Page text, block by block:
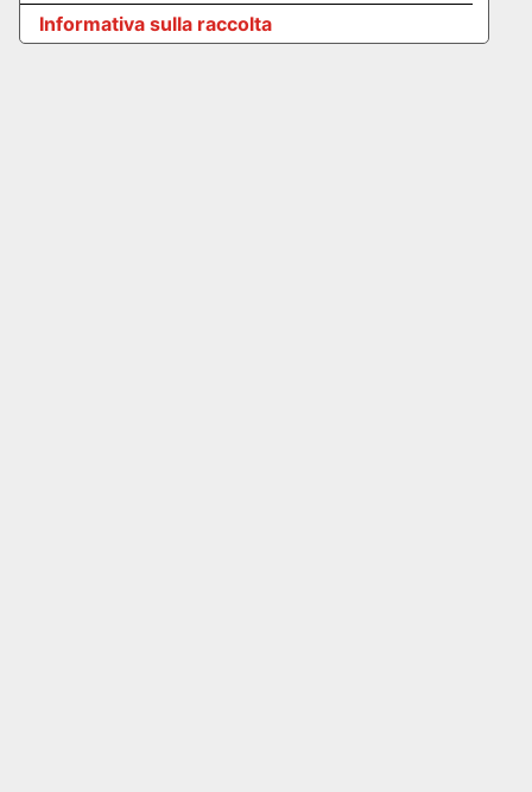
Informativa sulla raccolta